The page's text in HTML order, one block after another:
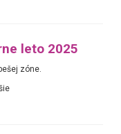
leto 2025
zóne.